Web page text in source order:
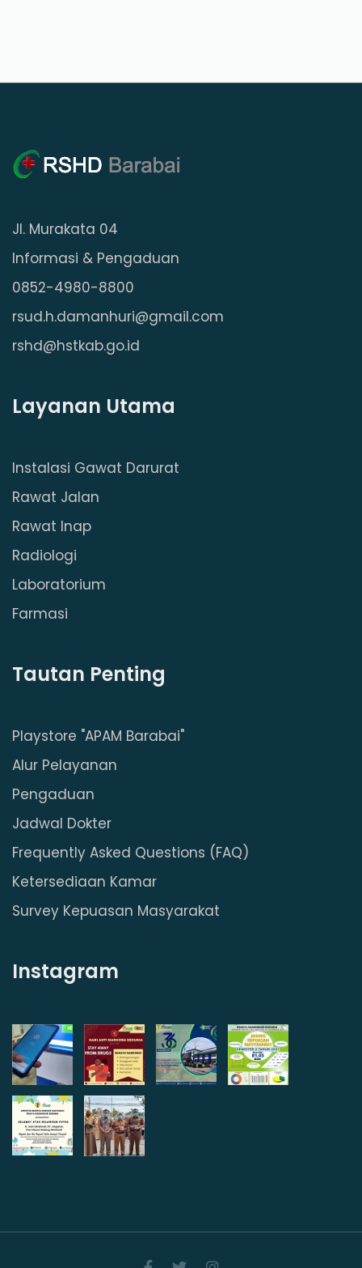
Jl. Murakata 04
Informasi & Pengaduan
0852-4980-8800
rsud.h.damanhuri@gmail.com
rshd@hstkab.go.id
Layanan Utama
Instalasi Gawat Darurat
Rawat Jalan
Rawat Inap
Radiologi
Laboratorium
Farmasi
Tautan Penting
Playstore "APAM Barabai"
Alur Pelayanan
Pengaduan
Jadwal Dokter
Frequently Asked Questions (FAQ)
Ketersediaan Kamar
Survey Kepuasan Masyarakat
Instagram